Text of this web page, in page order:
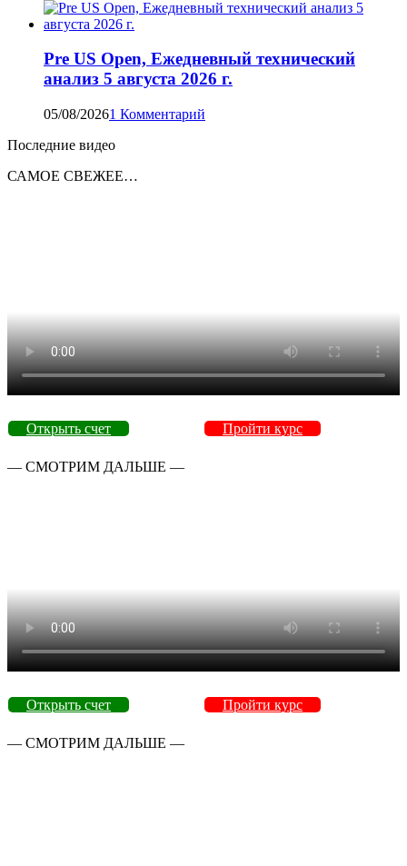
Pre US Open, Ежедневный технический
анализ 5 августа 2026 г.
05/08/20261 Комментарий
Последние видео
САМОЕ СВЕЖЕЕ…
Открыть счет Пройти курс
— СМОТРИМ ДАЛЬШЕ —
Открыть счет Пройти курс
— СМОТРИМ ДАЛЬШЕ —